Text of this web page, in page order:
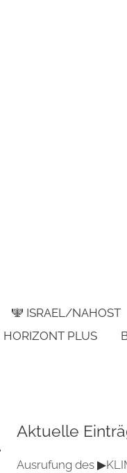
🕎 ISRAEL/NAHOST
HORIZONT PLUS
Aktuelle
Ausrufung des